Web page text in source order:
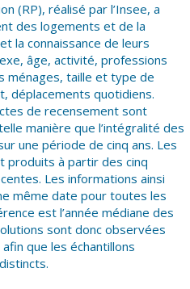
(RP), réalisé par l’Insee, a
des logements et de la
la connaissance de leurs
âge, activité, professions
ménages, taille et type de
déplacements quotidiens.
de recensement sont
manière que l’intégralité des
une période de cinq ans. Les
produits à partir des cinq
Les informations ainsi
même date pour toutes les
est l’année médiane des
sont donc observées
que les échantillons